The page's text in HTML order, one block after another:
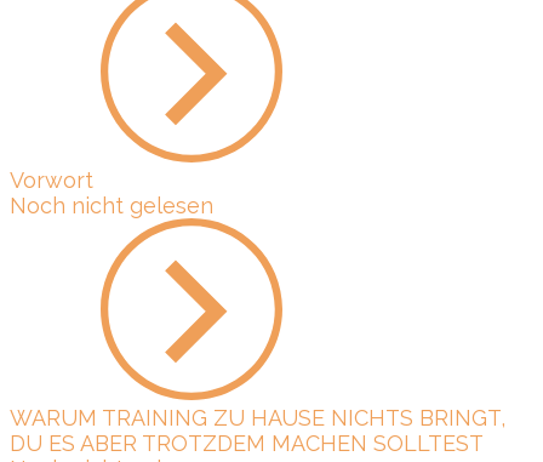
Vorwort
Noch nicht gelesen
WARUM TRAINING ZU HAUSE NICHTS BRINGT,
DU ES ABER TROTZDEM MACHEN SOLLTEST